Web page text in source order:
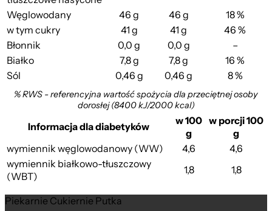
Węglowodany
46 g 46 g
18 %
w tym cukry
41 g 41 g
46 %
Błonnik
0,0 g 0,0 g
–
Białko
7,8 g 7,8 g
16 %
Sól
0,46 g 0,46 g 8 %
% RWS - referencyjna wartość spożycia dla przeciętnej osoby
dorosłej (8400 kJ/2000 kcal)
Informacja dla diabetyków
w 100
g
w porcji 100
g
wymiennik węglowodanowy (WW)
4,6
4,6
wymiennik białkowo-tłuszczowy
(WBT)
1,8 1,8
Piekarnie Cukiernie Putka